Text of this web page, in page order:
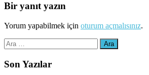
Bir yanıt yazın
Yorum yapabilmek için oturum açmalısınız.
Arama:
Son Yazılar